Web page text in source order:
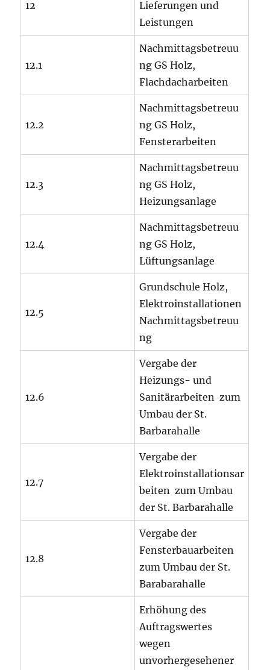
12
Lieferungen und
Leistungen
12.1
Nachmittagsbetreuu
ng GS Holz,
Flachdacharbeiten
12.2
Nachmittagsbetreuu
ng GS Holz,
Fensterarbeiten
12.3
Nachmittagsbetreuu
ng GS Holz,
Heizungsanlage
12.4
Nachmittagsbetreuu
ng GS Holz,
Lüftungsanlage
12.5
Grundschule Holz,
Elektroinstallationen
Nachmittagsbetreuu
ng
12.6
Vergabe der
Heizungs- und
Sanitärarbeiten zum
Umbau der St.
Barbarahalle
12.7
Vergabe der
Elektroinstallationsar
beiten zum Umbau
der St. Barbarahalle
12.8
Vergabe der
Fensterbauarbeiten
zum Umbau der St.
Barabarahalle
Erhöhung des
Auftragswertes
wegen
unvorhergesehener